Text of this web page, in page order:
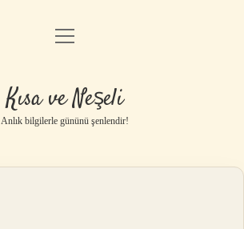
Anasayfa
Yasal Uyarı
menüyü
Kısa ve Neşeli
Anlık bilgilerle gününü şenlendir!